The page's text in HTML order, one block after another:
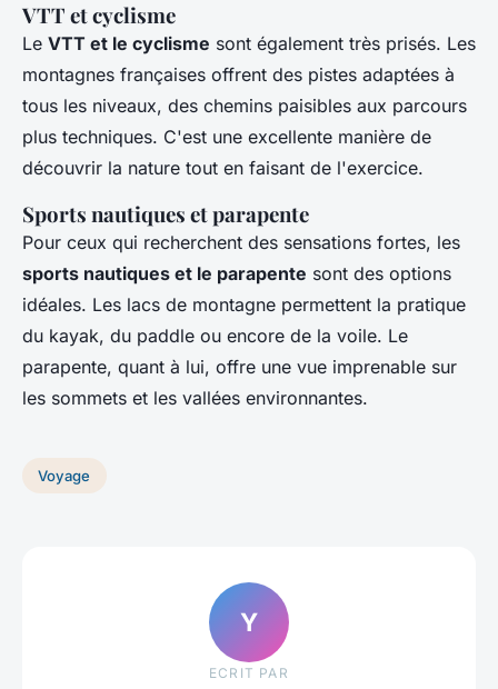
VTT et cyclisme
Le VTT et le cyclisme sont également très prisés. Les
montagnes françaises offrent des pistes adaptées à
tous les niveaux, des chemins paisibles aux parcours
plus techniques. C'est une excellente manière de
découvrir la nature tout en faisant de l'exercice.
Sports nautiques et parapente
Pour ceux qui recherchent des sensations fortes, les
sports nautiques et le parapente sont des options
idéales. Les lacs de montagne permettent la pratique
du kayak, du paddle ou encore de la voile. Le
parapente, quant à lui, offre une vue imprenable sur
les sommets et les vallées environnantes.
Voyage
Y
ECRIT PAR